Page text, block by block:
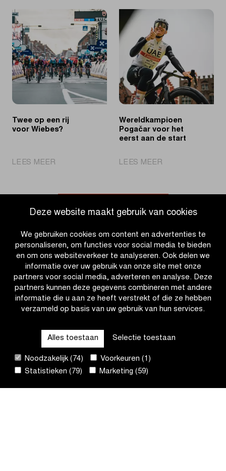
Deze website maakt gebruik van cookies
We gebruiken cookies om content en advertenties te
personaliseren, om functies voor social media te bieden
en om ons websiteverkeer te analyseren. Ook delen we
informatie over uw gebruik van onze site met onze
partners voor social media, adverteren en analyse. Deze
partners kunnen deze gegevens combineren met andere
informatie die u aan ze heeft verstrekt of die ze hebben
verzameld op basis van uw gebruik van hun services.
Alles toestaan Selectie toestaan
Noodzakelijk (74)
Voorkeuren (1)
Statistieken (79)
Marketing (59)
Wiebes
sprint
tweede
opeenvolgende
zege
na
sterke
solo
Twee op een rij
voor Wiebes?
LEES MEER
een
voor
Wereldkampioen
Pogačar voor het
eerst aan de start
LEES MEER
voor
eerst
de
start
Ga naar nieuwsoverzicht
OTHER RACES
CONTACT